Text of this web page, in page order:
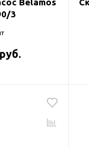
Belamos
3